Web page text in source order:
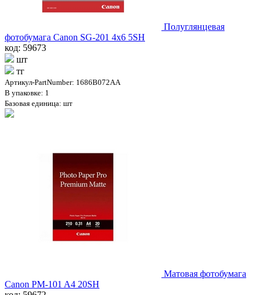
Полуглянцевая
фотобумага Canon SG-201 4x6 5SH
код: 59673
шт
тг
Артикул-PartNumber: 1686B072AA
В упаковке: 1
Базовая единица: шт
Матовая фотобумага
Canon PM-101 A4 20SH